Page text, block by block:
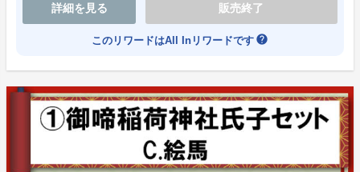
あります
・新曲制作＆PVの制作
★★★250万達成
・新キャラ＆モデルの制作
詳細を見る 販売終了
このリワードはAll Inリワードです help